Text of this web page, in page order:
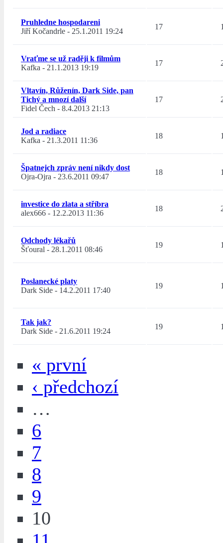
Pruhledne hospodareni
Jiří Kočandrle - 25.1.2011 19:24
17
Vraťme se už raději k filmům
Kafka - 21.1.2013 19:19
17
Vltavín, Růženín, Dark Side, pan
Tichý a mnozí další
Fidel Čech - 8.4.2013 21:13
17
Jod a radiace
Kafka - 21.3.2011 11:36
18
Špatnejch zpráv není nikdy dost
Ojra-Ojra - 23.6.2011 09:47
18
investice do zlata a stříbra
alex666 - 12.2.2013 11:36
18
Odchody lékařů
Šťoural - 28.1.2011 08:46
19
Poslanecké platy
Dark Side - 14.2.2011 17:40
19
Tak jak?
Dark Side - 21.6.2011 19:24
19
« první
‹ předchozí
…
6
7
8
9
10